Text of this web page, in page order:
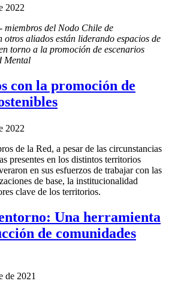
2022
miembros del Nodo Chile de
aliados están liderando espacios de
torno a la promoción de escenarios
Mental
con la promoción de
2022
de la Red, a pesar de las circunstancias
presentes en los distintos territorios
en sus esfuerzos de trabajar con las
de base, la institucionalidad
clave de los territorios.
Una herramienta
de comunidades
de 2021